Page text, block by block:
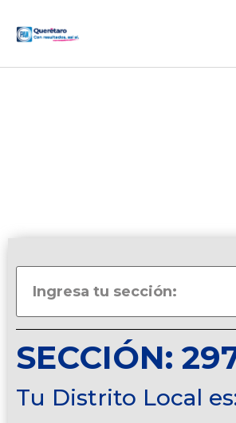
SECCIÓN:
Tu Distrito Local